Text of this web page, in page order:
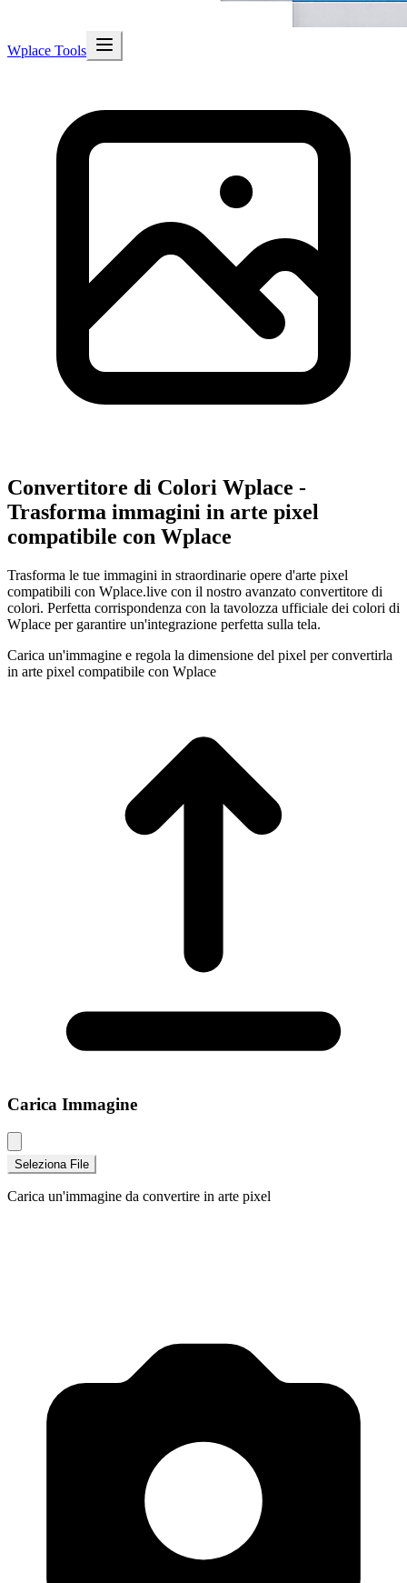
Wplace Tools
Convertitore di Colori Wplace -
Trasforma immagini in arte pixel
compatibile con Wplace
Trasforma le tue immagini in straordinarie opere d'arte pixel
compatibili con Wplace.live con il nostro avanzato convertitore di
colori. Perfetta corrispondenza con la tavolozza ufficiale dei colori di
Wplace per garantire un'integrazione perfetta sulla tela.
Carica un'immagine e regola la dimensione del pixel per convertirla
in arte pixel compatibile con Wplace
Carica Immagine
Seleziona File
Carica un'immagine da convertire in arte pixel